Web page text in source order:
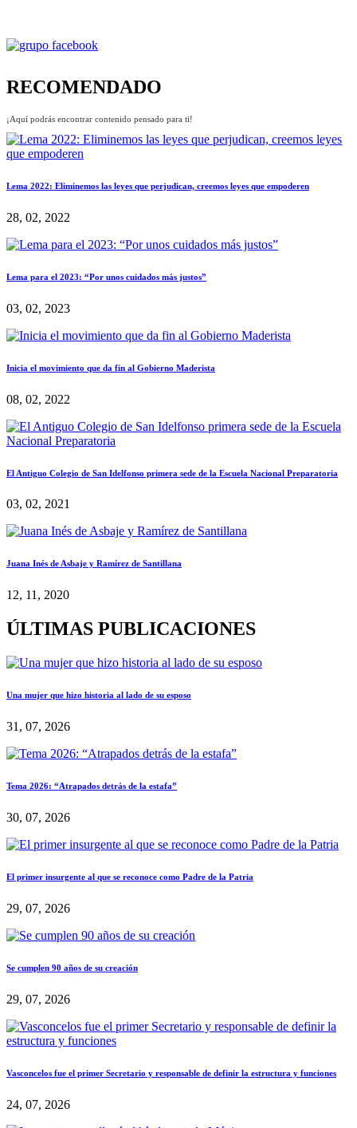
RECOMENDADO
¡Aquí podrás encontrar contenido pensado para ti!
Lema 2022: Eliminemos las leyes que perjudican, creemos leyes que empoderen
28, 02, 2022
Lema para el 2023: “Por unos cuidados más justos”
03, 02, 2023
Inicia el movimiento que da fin al Gobierno Maderista
08, 02, 2022
El Antiguo Colegio de San Idelfonso primera sede de la Escuela Nacional Preparatoria
03, 02, 2021
Juana Inés de Asbaje y Ramírez de Santillana
12, 11, 2020
ÚLTIMAS PUBLICACIONES
Una mujer que hizo historia al lado de su esposo
31, 07, 2026
Tema 2026: “Atrapados detrás de la estafa”
30, 07, 2026
El primer insurgente al que se reconoce como Padre de la Patria
29, 07, 2026
Se cumplen 90 años de su creación
29, 07, 2026
Vasconcelos fue el primer Secretario y responsable de definir la estructura y funciones
24, 07, 2026